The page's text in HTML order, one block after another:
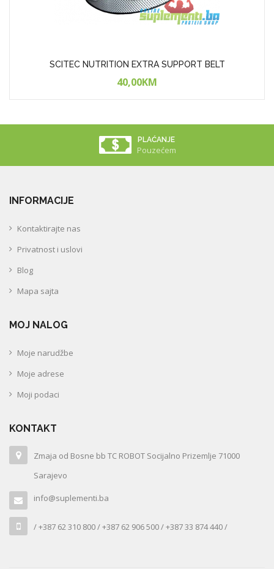
SCITEC NUTRITION EXTRA SUPPORT BELT
40,00KM
PLAĆANJE
Pouzećem
INFORMACIJE
Kontaktirajte nas
Privatnost i uslovi
Blog
Mapa sajta
MOJ NALOG
Moje narudžbe
Moje adrese
Moji podaci
KONTAKT
Zmaja od Bosne bb TC ROBOT Socijalno Prizemlje 71000
Sarajevo
info@suplementi.ba
/ +387 62 310 800 / +387 62 906 500 / +387 33 874 440 /